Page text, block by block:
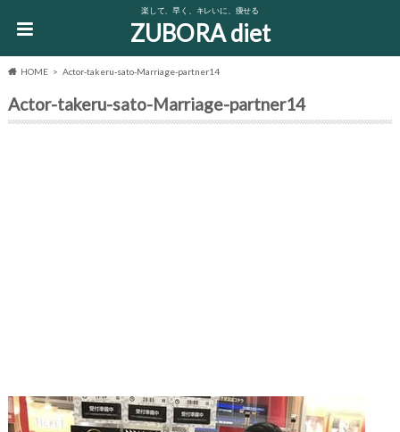
楽して、早く、キレいに、痩せる
ZUBORA diet
HOME Actor-takeru-sato-Marriage-partner14
Actor-takeru-sato-Marriage-partner14